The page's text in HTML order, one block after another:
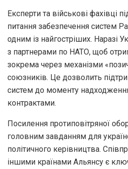
Експерти та військові фахівці
питання забезпечення систем
одним із найгостріших. Наразі
з партнерами по НАТО, щоб
зокрема через механізми
союзників. Це дозволить
систем до моменту
контрактами.
Посилення протиповітряної
головним завданням для
політичного керівництва.
іншими країнами Альянсу є